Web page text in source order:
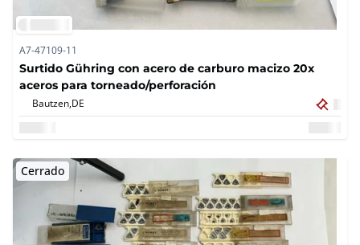
A7-47109-11
Surtido Gühring con acero de carburo macizo 20x
aceros para torneado/perforación
Bautzen,DE
Cerrado